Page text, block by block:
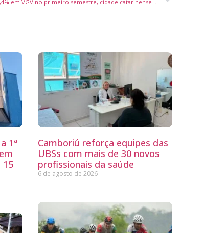
1ª
15
Camboriú reforça equipes das
UBSs com mais de 30 novos
profissionais da saúde
6 de agosto de 2026